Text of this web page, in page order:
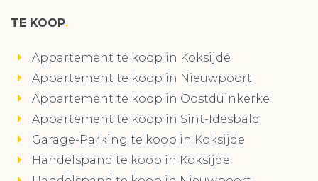
TE KOOP
Appartement te koop in Koksijde
Appartement te koop in Nieuwpoort
Appartement te koop in Oostduinkerke
Appartement te koop in Sint-Idesbald
Garage-Parking te koop in Koksijde
Handelspand te koop in Koksijde